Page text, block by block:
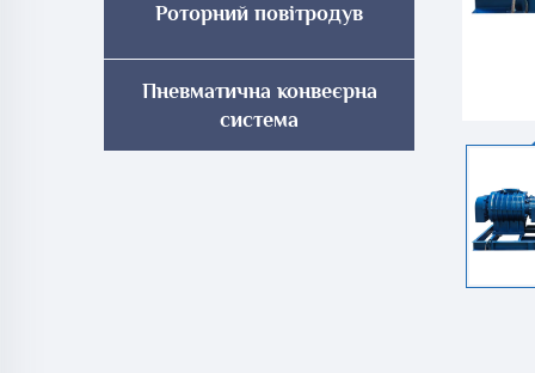
Роторний повітродув
Пневматична конвеєрна
система